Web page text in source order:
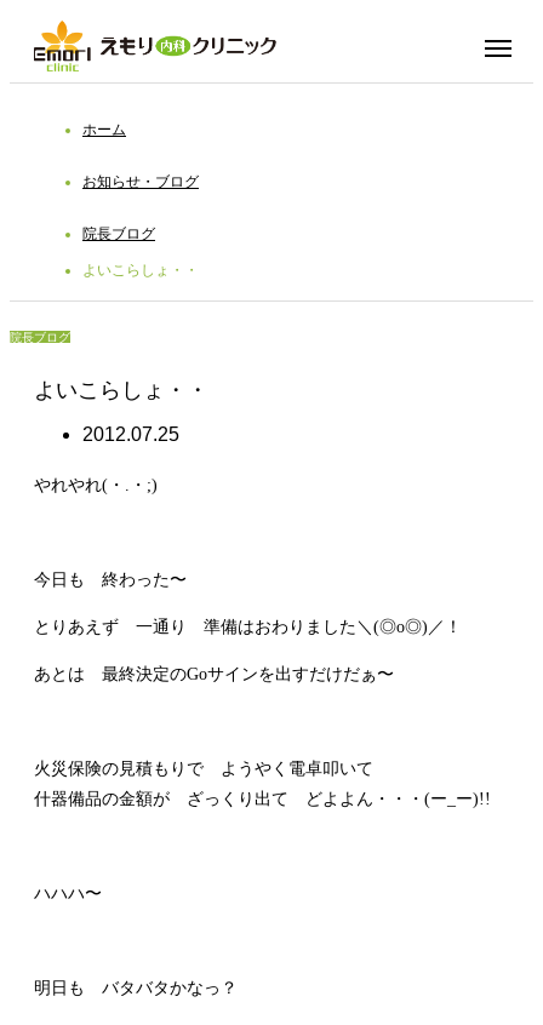
ホーム
お知らせ・ブログ
院長ブログ
よいこらしょ・・
院長ブログ
よいこらしょ・・
2012.07.25
やれやれ(・.・;)
今日も 終わった〜
とりあえず 一通り 準備はおわりました＼(◎o◎)／！
あとは 最終決定のGoサインを出すだけだぁ〜
火災保険の見積もりで ようやく電卓叩いて
什器備品の金額が ざっくり出て どよよん・・・(ー_ー)!!
ハハハ〜
明日も バタバタかなっ？